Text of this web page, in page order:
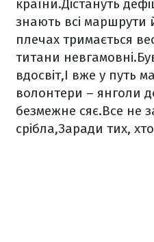
країни.Дістануть
знають всі маршрути
плечах тримається
титани невгамовні.
вдосвіт,І вже у путь
волонтери – янголи
безмежне сяє.Все не
срібла,Заради тих,